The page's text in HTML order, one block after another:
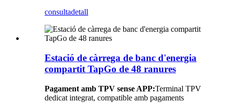
consultadetall
Estació de càrrega de banc d'energia
compartit TapGo de 48 ranures
Pagament amb TPV sense APP:Terminal TPV
dedicat integrat, compatible amb pagaments